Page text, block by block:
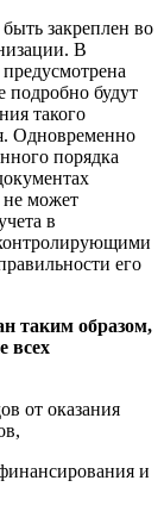
закреплен во
В
подробно будут
такого
Одновременно
порядка
не может
в
его
таким образом,
всех
от оказания
и